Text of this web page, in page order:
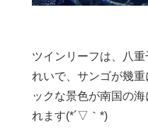
ツインリーフは、八
れいで、サンゴが幾
ックな景色が南国の
れます(*´▽｀*)